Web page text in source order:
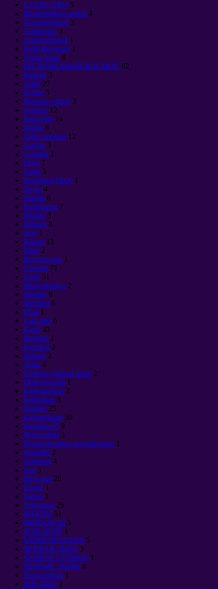
CУЩЕСТВО 5
Menampilkan artikel 4
Uncategorized 3
Antikristus 3
Anticivilizaciâ 1
Putih Berjemur 1
Tanpa batas 8
БЕСКОНЕЧНЫЙ КОСМОС 82
Biologi 3
Allah 27
Vektor 5
Pasukan vektor 3
Getaran 12
Kekuatan 14
Waktu 6
Alam semesta 12
Genius 3
Gunung 1
Dosa 7
Uang 5
Semangat Ma'at 1
Dewa 4
Wanita 6
Kehidupan 7
Mantra 3
Hukum 8
Seni 1
Karma 13
Iklim 2
Колдовство 1
Cosmos 71
Cinta 51
Menyukainya 2
Matriks 6
Meditasi 6
Obat 1
Laki-laki 6
Kami 43
Berpikir 1
Populasi 2
Нервы 2
objek 4
Undang-undang dasar 2
Obat mujarab 1
Kemenangan 2
Kebijakan 3
Praktek 25
Kebangkitan 39
Kejadian di 9
Pencerahan 3
Психотронное воздействие 1
Samadhi 2
Satanism 4
Sun 3
Meja rias 28
Esensi 1
Tantra 1
Teknologi 29
ФАКТЫ 51
ФИНАНСЫ 5
ФЭН-ШУЙ 1
ЦИВИЛИЗАЦИЯ 5
ЧЕРНАЯ ДЫРА 3
ЧЕРНОЕ СОЛНЦЕ 1
ЧЕРНЫЕ ДЫРЫ 4
Èkonomikon 1
ЯНЬ ИНЬ 2